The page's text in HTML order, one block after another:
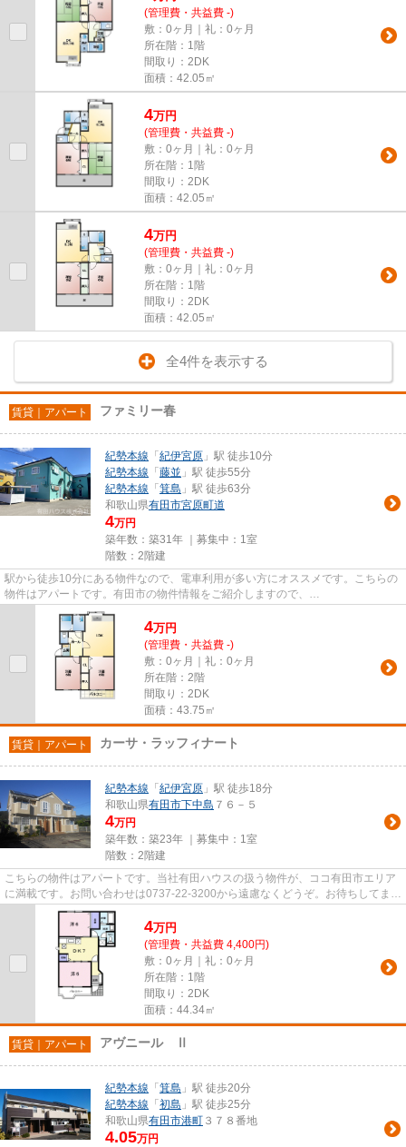
(管理費・共益費 -)
敷：0ヶ月｜礼：0ヶ月
所在階：1階
間取り：2DK
面積：42.05㎡
4万円
(管理費・共益費 -)
敷：0ヶ月｜礼：0ヶ月
所在階：1階
間取り：2DK
面積：42.05㎡
4万円
(管理費・共益費 -)
敷：0ヶ月｜礼：0ヶ月
所在階：1階
間取り：2DK
面積：42.05㎡
全4件を表示する
賃貸｜アパート ファミリー春
紀勢本線 「 紀伊宮原 」駅 徒歩10分
紀勢本線 「 藤並 」駅 徒歩55分
紀勢本線 「 箕島 」駅 徒歩63分
和歌山県有田市宮原町道
4万円
築年数：築31年 ｜募集中： 1室
階数：2階建
駅から徒歩10分にある物件なので、電車利用が多い方にオススメです。こちらの
物件はアパートです。有田市の物件情報をご紹介しますので、
info@aridahouse.comからご連絡ください。当社...
4万円
(管理費・共益費 -)
敷：0ヶ月｜礼：0ヶ月
所在階：2階
間取り：2DK
面積：43.75㎡
賃貸｜アパート カーサ・ラッフィナート
紀勢本線 「 紀伊宮原 」駅 徒歩18分
和歌山県有田市下中島 ７６－５
4万円
築年数：築23年 ｜募集中： 1室
階数：2階建
こちらの物件はアパートです。当社有田ハウスの扱う物件が、ココ有田市エリア
に満載です。お問い合わせは0737-22-3200から遠慮なくどうぞ。お待ちしてま
4万円
(管理費・共益費 4,400円)
敷：0ヶ月｜礼：0ヶ月
所在階：1階
間取り：2DK
面積：44.34㎡
賃貸｜アパート アヴニール Ⅱ
紀勢本線 「 箕島 」駅 徒歩20分
紀勢本線 「 初島 」駅 徒歩25分
和歌山県有田市港町 ３７８番地
4.05万円